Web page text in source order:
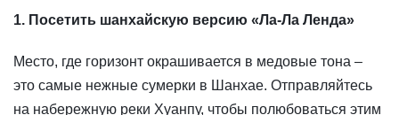
1. Посетить шанхайскую версию «Ла-Ла Ленда»
Место, где горизонт окрашивается в медовые тона –
это самые нежные сумерки в Шанхае. Отправляйтесь
на набережную реки Хуанпу, чтобы полюбоваться этим